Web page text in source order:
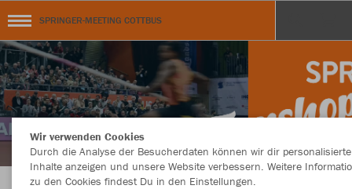
SPRINGER-MEETING COTTBUS
Wir verwenden Cookies
Durch die Analyse der Besucherdaten können wir dir personalisierte
Inhalte anzeigen und unsere Website verbessern. Weitere
zu den Cookies findest Du in den Einstellungen.